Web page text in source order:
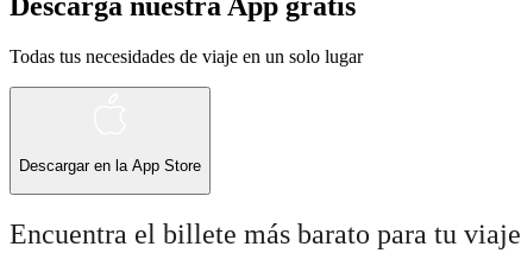
Todas tus necesidades de viaje en un solo lugar
Descargar en la App Store
Encuentra el billete más barato para tu viaje